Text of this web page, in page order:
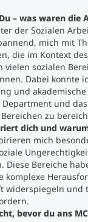
Programme
Studienberatung
Education
– was waren die
der Sozialen
mich mit
die im Kontext
vielen sozialen
Dabei konnte
und akademische
und
zu
dich und
mich
Diese Bereiche
komplexe
widerspiegeln und
bevor du ans